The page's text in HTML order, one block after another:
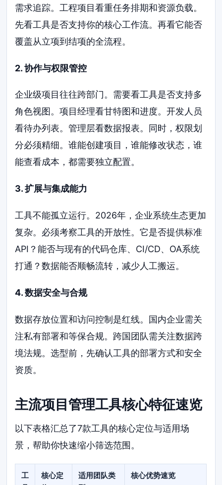
需求追踪。工程项目看重任务排期和资源负载。
先看工具是否支持你的核心工作流。再看它能否
覆盖从立项到结项的全流程。
2. 协作与权限管控
企业级项目往往跨部门。需要看工具是否支持多
角色视图。项目经理看甘特图和进度。开发人员
看待办列表。管理层看数据报表。同时，权限划
分必须精细。谁能创建项目，谁能修改状态，谁
能查看成本，都需要独立配置。
3. 扩展与集成能力
工具不能孤立运行。2026年，企业系统生态更加
复杂。必须考察工具的开放性。它是否提供标准
API？能否与现有的代码仓库、CI/CD、OA系统
打通？数据能否顺畅流转，减少人工搬运。
4. 数据安全与合规
数据存放位置和访问控制是红线。国内企业需关
注私有部署和等保合规。跨国团队需关注数据跨
境法规。选型前，先确认工具的部署方式和安全
资质。
主流项目管理工具核心特征速览
以下表格汇总了7款工具的核心定位与适用场
景，帮助你快速缩小筛选范围。
工
核心定
适用团队类
核心优势速览